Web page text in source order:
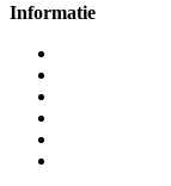
Informatie